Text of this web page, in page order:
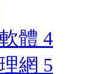
體 4
網 5